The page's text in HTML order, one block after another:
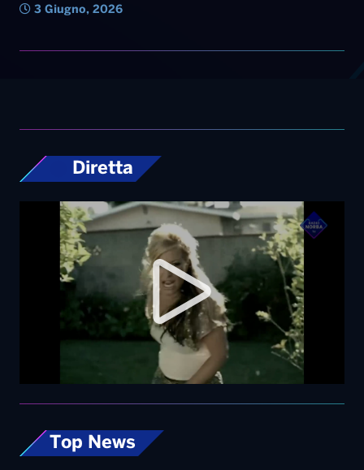
3 Giugno, 2026
Diretta
Top News